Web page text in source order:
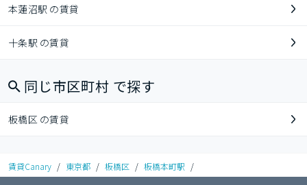
本蓮沼駅 の賃貸
十条駅 の賃貸
同じ市区町村 で探す
板橋区 の賃貸
賃貸Canary / 東京都 / 板橋区 / 板橋本町駅 /